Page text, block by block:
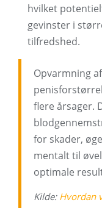
hvilket
gevinster i
tilfredshed.
Opvarmning
flere årsager.
for skader,
mentalt til
optimale
Kilde: Hvordan